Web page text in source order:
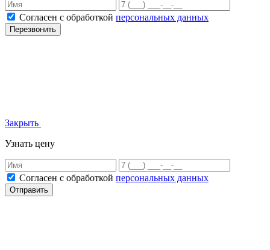
Согласен с обработкой персональных данных
Перезвонить
Закрыть
Узнать цену
Согласен с обработкой персональных данных
Отправить